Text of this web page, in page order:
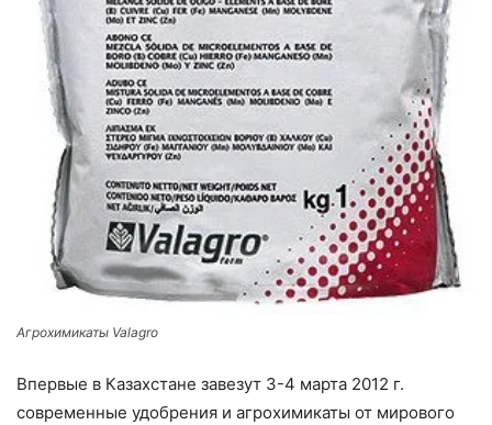
Агрохимикаты Valagro
Впервые в Казахстане завезут 3-4 марта 2012 г.
современные удобрения и агрохимикаты от мирового